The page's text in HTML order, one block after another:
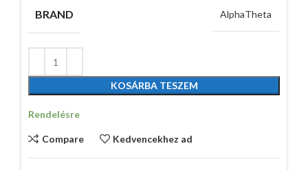
BRAND AlphaTheta
KOSÁRBA TESZEM
Rendelésre
Compare Kedvencekhez ad